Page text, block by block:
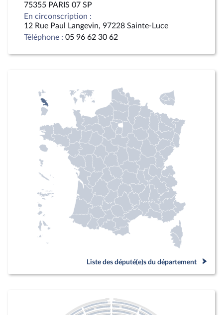
75355 PARIS 07 SP
En circonscription :
12 Rue Paul Langevin, 97228 Sainte-Luce
Téléphone : 05 96 62 30 62
Liste des député(e)s du département